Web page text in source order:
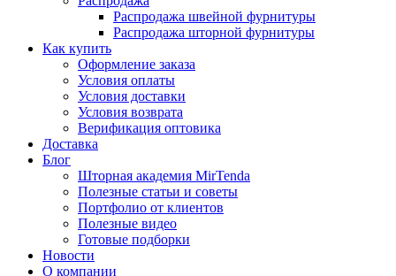
Распродажа швейной фурнитуры
Распродажа шторной фурнитуры
Как купить
Оформление заказа
Условия оплаты
Условия доставки
Условия возврата
Верификация оптовика
Доставка
Блог
Шторная академия MirTenda
Полезные статьи и советы
Портфолио от клиентов
Полезные видео
Готовые подборки
Новости
О компании